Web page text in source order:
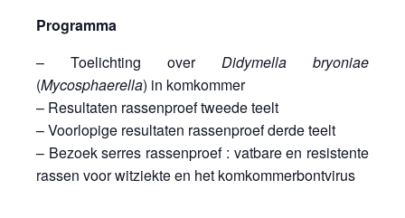
Programma
– Toelichting over Didymella bryoniae
(Mycosphaerella) in komkommer
– Resultaten rassenproef tweede teelt
– Voorlopige resultaten rassenproef derde teelt
– Bezoek serres rassenproef : vatbare en resistente
rassen voor witziekte en het komkommerbontvirus